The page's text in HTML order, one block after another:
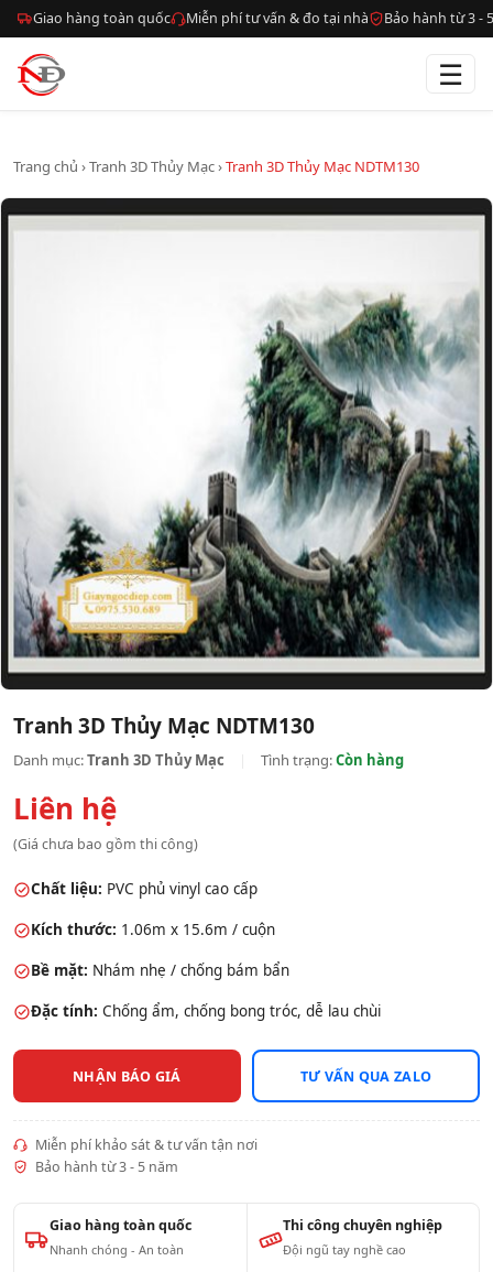
Giao hàng toàn quốc Miễn phí tư vấn & đo tại nhà Bảo hành từ 3 -
☰
Trang chủ ›Tranh 3D Thủy Mạc›Tranh 3D Thủy Mạc NDTM130
Tranh 3D Thủy Mạc NDTM130
Danh mục:Tranh 3D Thủy Mạc Tình trạng:Còn hàng
Liên hệ
(Giá chưa bao gồm thi công)
Chất liệu: PVC phủ vinyl cao cấp
Kích thước: 1.06m x 15.6m / cuộn
Bề mặt: Nhám nhẹ / chống bám bẩn
Đặc tính: Chống ẩm, chống bong tróc, dễ lau chùi
NHẬN BÁO GIÁ TƯ VẤN QUA ZALO
Miễn phí khảo sát & tư vấn tận nơi
Bảo hành từ 3 - 5 năm
Giao hàng toàn quốc
Nhanh chóng - An toàn
Thi công chuyên nghiệp
Đội ngũ tay nghề cao